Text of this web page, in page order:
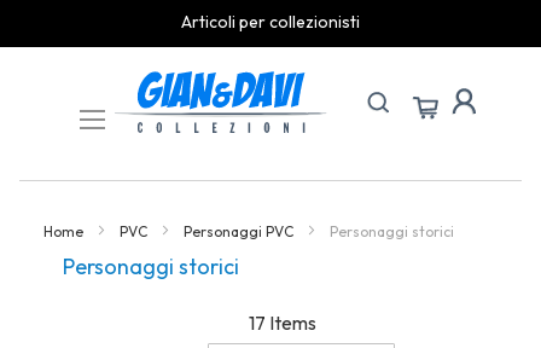
Articoli per collezionisti
Content
Home PVC Personaggi PVC Personaggi storici
Personaggi storici
17 Items